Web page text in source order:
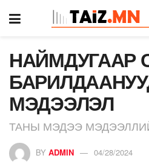
НАЙМДУГААР
МЭДЭЭЛЭЛ
ТАНЫ МЭДЭЭ
BY ADMIN 04/28/2024